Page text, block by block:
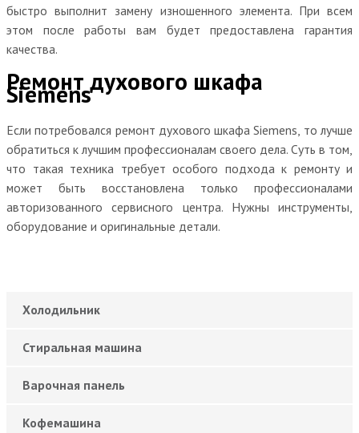
быстро выполнит замену изношенного элемента. При всем
этом после работы вам будет предоставлена гарантия
качества.
Ремонт духового шкафа
Siemens
Если потребовался ремонт духового шкафа Siemens, то лучше
обратиться к лучшим профессионалам своего дела. Суть в том,
что такая техника требует особого подхода к ремонту и
может быть восстановлена только профессионалами
авторизованного сервисного центра. Нужны инструменты,
оборудование и оригинальные детали.
Холодильник
Стиральная машина
Варочная панель
Кофемашина